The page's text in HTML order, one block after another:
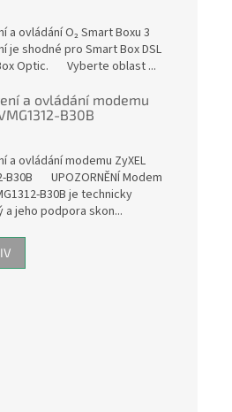
a ovládání O₂ Smart Boxu 3
je shodné pro Smart Box DSL
Optic. Vyberte oblast ...
a ovládání modemu
B30B
a ovládání modemu ZyXEL
B30B UPOZORNĚNÍ Modem
B30B je technicky
a jeho podpora skon...